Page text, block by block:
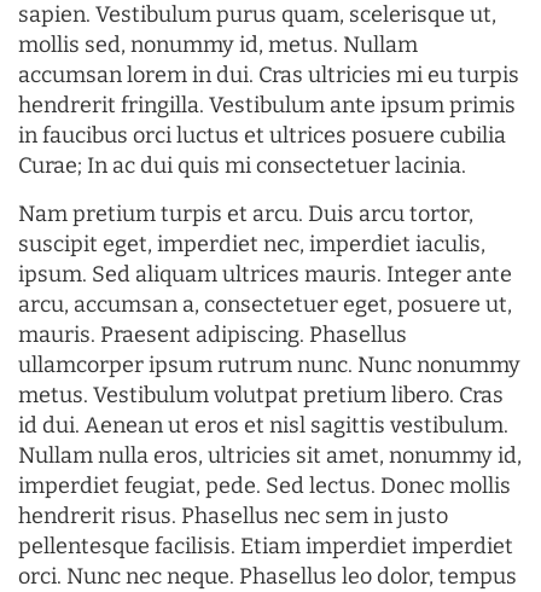
sapien. Vestibulum purus quam, scelerisque ut,
mollis sed, nonummy id, metus. Nullam
accumsan lorem in dui. Cras ultricies mi eu turpis
hendrerit fringilla. Vestibulum ante ipsum primis
in faucibus orci luctus et ultrices posuere cubilia
Curae; In ac dui quis mi consectetuer lacinia.
Nam pretium turpis et arcu. Duis arcu tortor,
suscipit eget, imperdiet nec, imperdiet iaculis,
ipsum. Sed aliquam ultrices mauris. Integer ante
arcu, accumsan a, consectetuer eget, posuere ut,
mauris. Praesent adipiscing. Phasellus
ullamcorper ipsum rutrum nunc. Nunc nonummy
metus. Vestibulum volutpat pretium libero. Cras
id dui. Aenean ut eros et nisl sagittis vestibulum.
Nullam nulla eros, ultricies sit amet, nonummy id,
imperdiet feugiat, pede. Sed lectus. Donec mollis
hendrerit risus. Phasellus nec sem in justo
pellentesque facilisis. Etiam imperdiet imperdiet
orci. Nunc nec neque. Phasellus leo dolor, tempus